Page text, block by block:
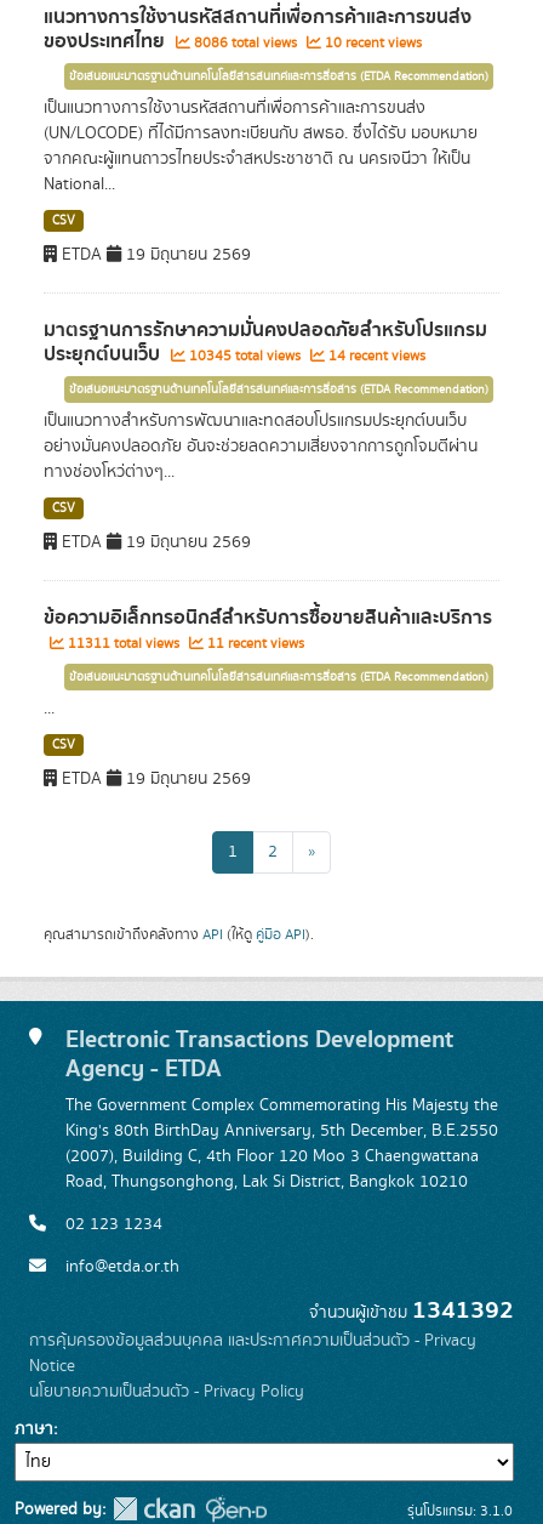
แนวทางการใช้งานรหัสสถานที่เพื่อการค้าและการขนส่ง
ของประเทศไทย 8086 total views 10 recent views
ข้อเสนอแนะมาตรฐานด้านเทคโนโลยีสารสนเทศและการสื่อสาร (ETDA Recommendation)
เป็นแนวทางการใช้งานรหัสสถานที่เพื่อการค้าและการขนส่ง
(UN/LOCODE) ที่ได้มีการลงทะเบียนกับ สพธอ. ซึ่งได้รับ มอบหมาย
จากคณะผู้แทนถาวรไทยประจำสหประชาชาติ ณ นครเจนีวา ให้เป็น
National...
CSV
ETDA 19 มิถุนายน 2569
มาตรฐานการรักษาความมั่นคงปลอดภัยสำหรับโปรแกรม
ประยุกต์บนเว็บ 10345 total views 14 recent views
ข้อเสนอแนะมาตรฐานด้านเทคโนโลยีสารสนเทศและการสื่อสาร (ETDA Recommendation)
เป็นแนวทางสำหรับการพัฒนาและทดสอบโปรแกรมประยุกต์บนเว็บ
อย่างมั่นคงปลอดภัย อันจะช่วยลดความเสี่ยงจากการถูกโจมตีผ่าน
ทางช่องโหว่ต่างๆ...
CSV
ETDA 19 มิถุนายน 2569
ข้อความอิเล็กทรอนิกส์สำหรับการซื้อขายสินค้าและบริการ
11311 total views 11 recent views
ข้อเสนอแนะมาตรฐานด้านเทคโนโลยีสารสนเทศและการสื่อสาร (ETDA Recommendation)
...
CSV
ETDA 19 มิถุนายน 2569
1 2 »
คุณสามารถเข้าถึงคลังทาง API (ให้ดู คู่มือ API).
Electronic Transactions Development
Agency - ETDA
The Government Complex Commemorating His Majesty the
King's 80th BirthDay Anniversary, 5th December, B.E.2550
(2007), Building C, 4th Floor 120 Moo 3 Chaengwattana
Road, Thungsonghong, Lak Si District, Bangkok 10210
02 123 1234
info@etda.or.th
จำนวนผู้เข้าชม 1341392
การคุ้มครองข้อมูลส่วนบุคคล และประกาศความเป็นส่วนตัว - Privacy
Notice
นโยบายความเป็นส่วนตัว - Privacy Policy
ภาษา
Powered by: รุ่นโปรแกรม: 3.1.0